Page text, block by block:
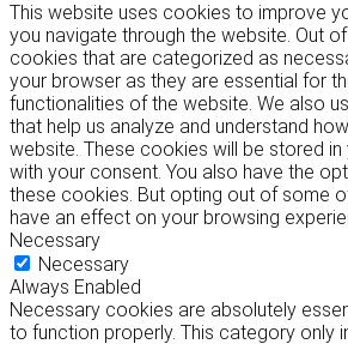
This website uses cookies to improve
you navigate through the website. Out
cookies that are categorized as
your browser as they are essential for
functionalities of the website. We also
that help us analyze and understand
website. These cookies will be stored
with your consent. You also have the
these cookies. But opting out of some
have an effect on your browsing
Necessary
Necessary
Always Enabled
Necessary cookies are absolutely
to function properly. This category only